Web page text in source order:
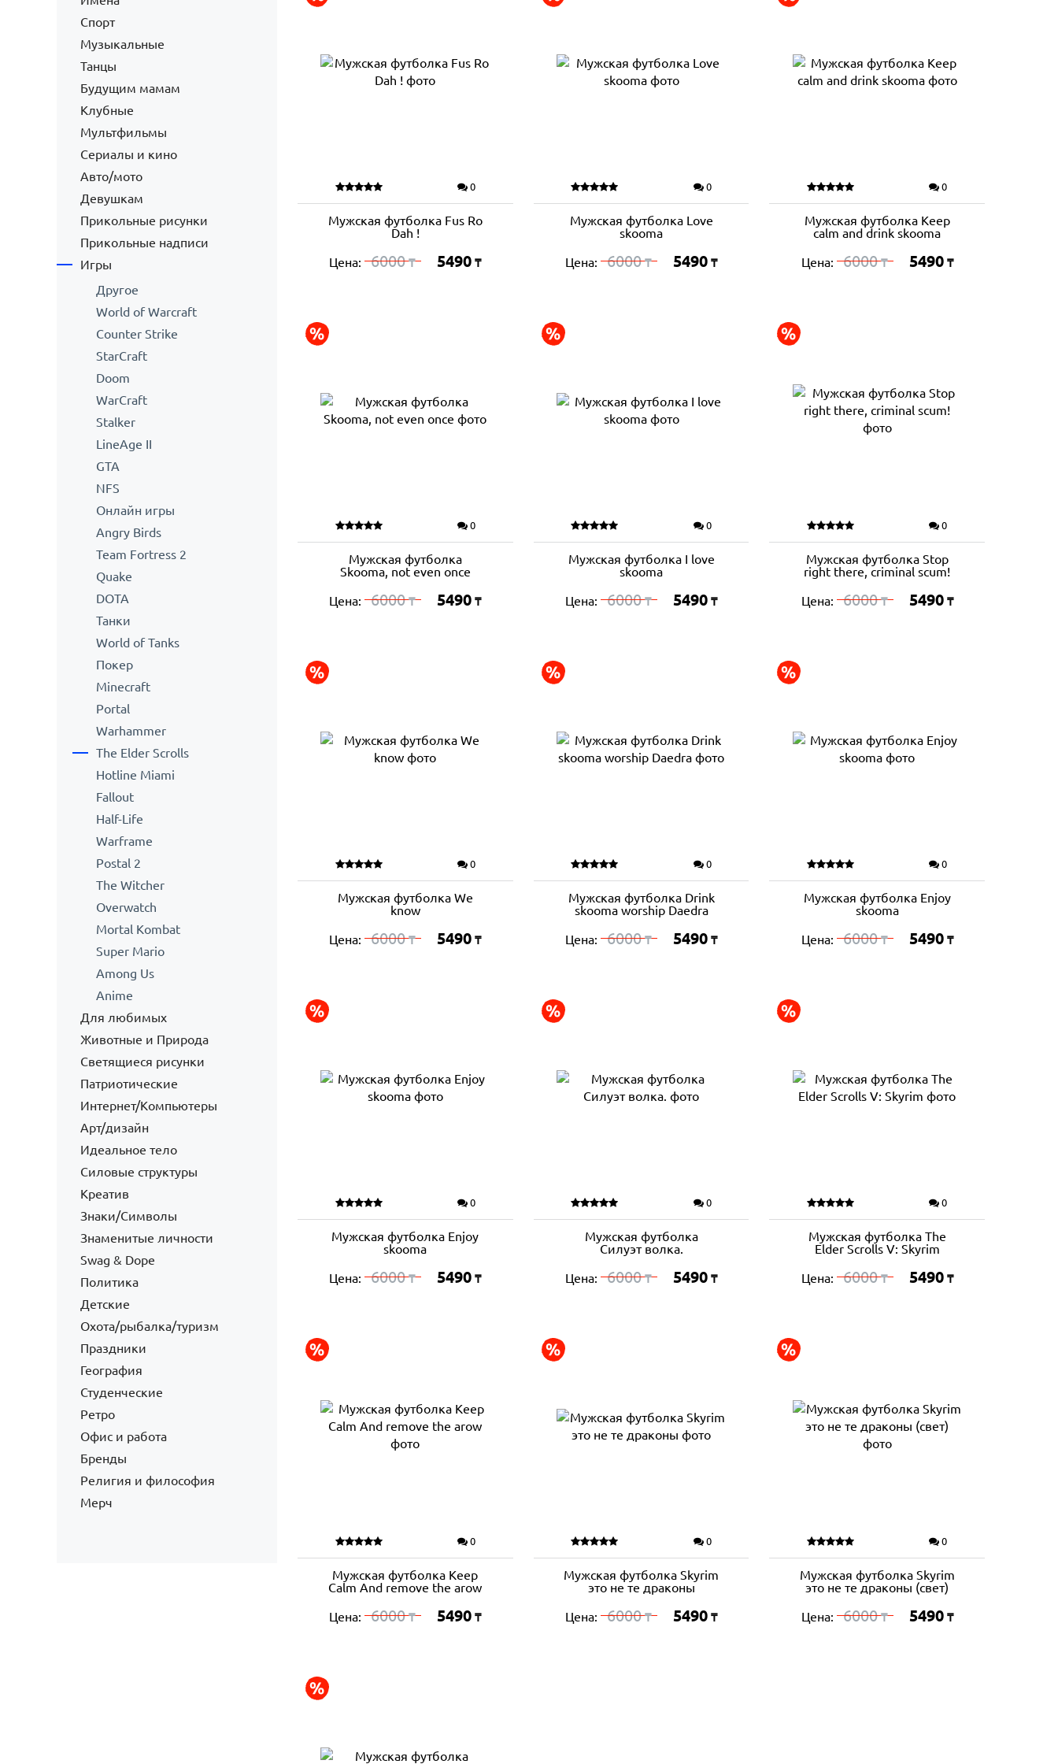
Спорт
Музыкальные
Танцы
Будущим мамам
Клубные
Мультфильмы
Сериалы и кино
Авто/мото
Девушкам
Прикольные рисунки
Прикольные надписи
Игры
Другое
World of Warcraft
Counter Strike
StarCraft
Doom
WarCraft
Stalker
LineAge II
GTA
NFS
Онлайн игры
Angry Birds
Team Fortress 2
Quake
DOTA
Танки
World of Tanks
Покер
Minecraft
Portal
Warhammer
The Elder Scrolls
Hotline Miami
Fallout
Half-Life
Warframe
Postal 2
The Witcher
Overwatch
Mortal Kombat
Super Mario
Among Us
Anime
Для любимых
Животные и Природа
Светящиеся рисунки
Патриотические
Интернет/Компьютеры
Арт/дизайн
Идеальное тело
Силовые структуры
Креатив
Знаки/Символы
Знаменитые личности
Swag & Dope
Политика
Детские
Охота/рыбалка/туризм
Праздники
География
Студенческие
Ретро
Офис и работа
Бренды
Религия и философия
Мерч
0
Мужская футболка Fus Ro
Dah !
Цена: 6000₸ 5490 ₸
0
Мужская футболка Love
skooma
Цена: 6000₸ 5490 ₸
0
Мужская футболка Keep
calm and drink skooma
Цена: 6000₸ 5490 ₸
0
Мужская футболка
Skooma, not even once
Цена: 6000₸ 5490 ₸
0
Мужская футболка I love
skooma
Цена: 6000₸ 5490 ₸
0
Мужская футболка Stop
right there, criminal scum!
Цена: 6000₸ 5490 ₸
0
Мужская футболка We
know
Цена: 6000₸ 5490 ₸
0
Мужская футболка Drink
skooma worship Daedra
Цена: 6000₸ 5490 ₸
0
Мужская футболка Enjoy
skooma
Цена: 6000₸ 5490 ₸
0
Мужская футболка Enjoy
skooma
Цена: 6000₸ 5490 ₸
0
Мужская футболка
Силуэт волка.
Цена: 6000₸ 5490 ₸
0
Мужская футболка The
Elder Scrolls V: Skyrim
Цена: 6000₸ 5490 ₸
0
Мужская футболка Keep
Calm And remove the arow
Цена: 6000₸ 5490 ₸
0
Мужская футболка Skyrim
это не те драконы
Цена: 6000₸ 5490 ₸
0
Мужская футболка Skyrim
это не те драконы (свет)
Цена: 6000₸ 5490 ₸